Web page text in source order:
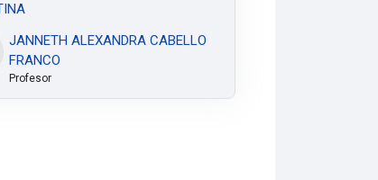
JANNETH ALEXANDRA CABELLO
FRANCO
Profesor